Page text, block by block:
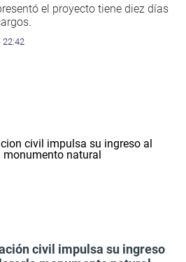
el proyecto tiene diez días
22:42
civil impulsa su ingreso